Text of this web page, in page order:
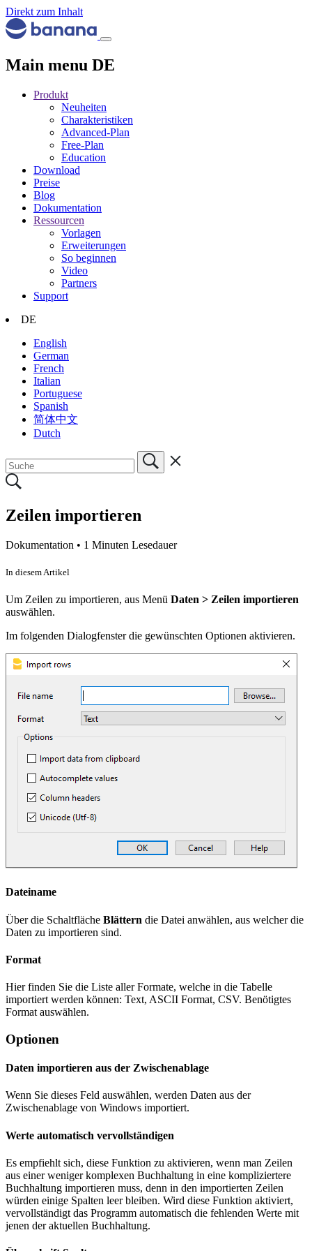
Direkt zum Inhalt
Main menu DE
Produkt
Neuheiten
Charakteristiken
Advanced-Plan
Free-Plan
Education
Download
Preise
Blog
Dokumentation
Ressourcen
Vorlagen
Erweiterungen
So beginnen
Video
Partners
Support
DE
English
German
French
Italian
Portuguese
Spanish
简体中文
Dutch
Zeilen importieren
Dokumentation • 1 Minuten Lesedauer
In diesem Artikel
Um Zeilen zu importieren, aus Menü Daten > Zeilen importieren
auswählen.
Im folgenden Dialogfenster die gewünschten Optionen aktivieren.
Dateiname
Über die Schaltfläche Blättern die Datei anwählen, aus welcher die
Daten zu importieren sind.
Format
Hier finden Sie die Liste aller Formate, welche in die Tabelle
importiert werden können: Text, ASCII Format, CSV. Benötigtes
Format auswählen.
Optionen
Daten importieren aus der Zwischenablage
Wenn Sie dieses Feld auswählen, werden Daten aus der
Zwischenablage von Windows importiert.
Werte automatisch vervollständigen
Es empfiehlt sich, diese Funktion zu aktivieren, wenn man Zeilen
aus einer weniger komplexen Buchhaltung in eine kompliziertere
Buchhaltung importieren muss, denn in den importierten Zeilen
würden einige Spalten leer bleiben. Wird diese Funktion aktiviert,
vervollständigt das Programm automatisch die fehlenden Werte mit
jenen der aktuellen Buchhaltung.